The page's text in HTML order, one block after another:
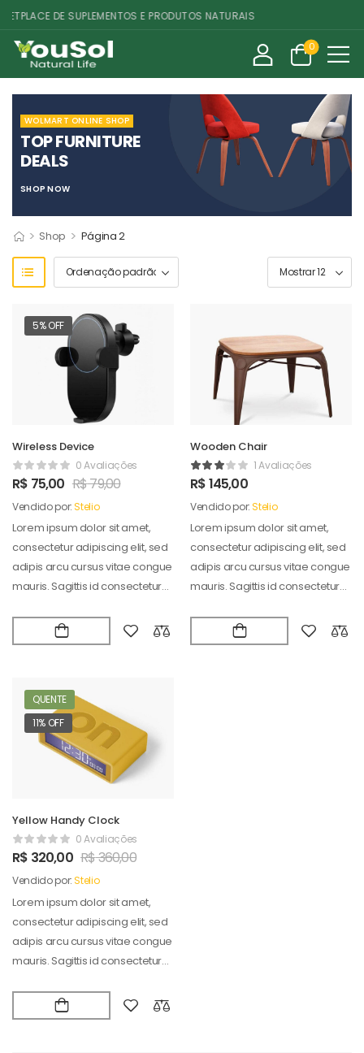
DE SUPLEMENTOS E PRODUTOS NATURAIS
0
WOLMART ONLINE SHOP
TOP FURNITURE
DEALS
SHOP NOW
> Shop > Página 2
5% OFF
Wireless Device
0 Avaliações
R$ 75,00 R$79,00
Vendido por:Stelio
Lorem ipsum dolor sit amet,
consectetur adipiscing elit, sed
adipis arcu cursus vitae congue
mauris. Sagittis id consectetur
Wooden Chair
1 Avaliações
R$145,00
Vendido por:Stelio
Lorem ipsum dolor sit amet,
consectetur adipiscing elit, sed
adipis arcu cursus vitae congue
mauris. Sagittis id consectetur
QUENTE
11% OFF
Yellow Handy Clock
0 Avaliações
R$ 320,00 R$360,00
Vendido por:Stelio
Lorem ipsum dolor sit amet,
consectetur adipiscing elit, sed
adipis arcu cursus vitae congue
mauris. Sagittis id consectetur